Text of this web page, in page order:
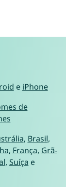
e iPhone
de
, Brasil,
, França, Grã-
, Suíça e